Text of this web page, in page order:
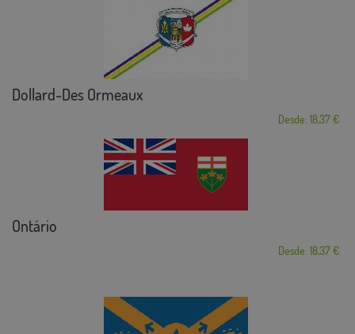
Dollard-Des Ormeaux
Desde: 18,37 €
Ontário
Desde: 18,37 €